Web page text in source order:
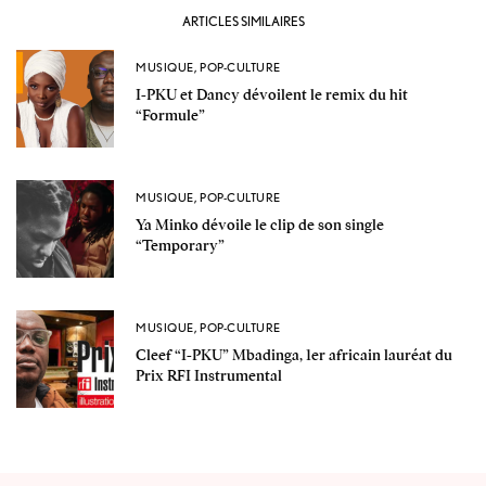
ARTICLES SIMILAIRES
MUSIQUE, POP-CULTURE
I-PKU et Dancy dévoilent le remix du hit
“Formule”
MUSIQUE, POP-CULTURE
Ya Minko dévoile le clip de son single
“Temporary”
MUSIQUE, POP-CULTURE
Cleef “I-PKU” Mbadinga, 1er africain lauréat du
Prix RFI Instrumental